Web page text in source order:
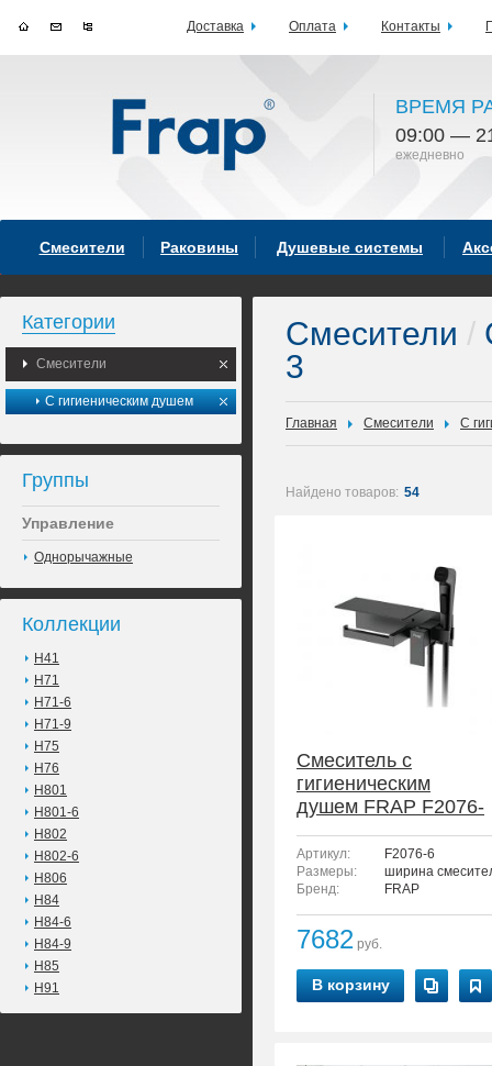
ВРЕМЯ
09:00 —
ежедневно
Смесители Раковины Душевые системы
Категории
Смесители
С гигиеническим душем
Группы
Управление
Однорычажные
Коллекции
H41
H71
H71-6
H71-9
H75
H76
H801
H801-6
H802
H802-6
H806
H84
H84-6
H84-9
H85
H91
Смесители /
3
Главная Смесители С
Найдено товаров: 54
Смеситель с
гигиеническим
душем FRAP F2076-
6
Артикул:
F2076-6
Размеры:
ширина
Бренд:
FRAP
7682 руб.
В корзину
Доставка Оплата Контакты